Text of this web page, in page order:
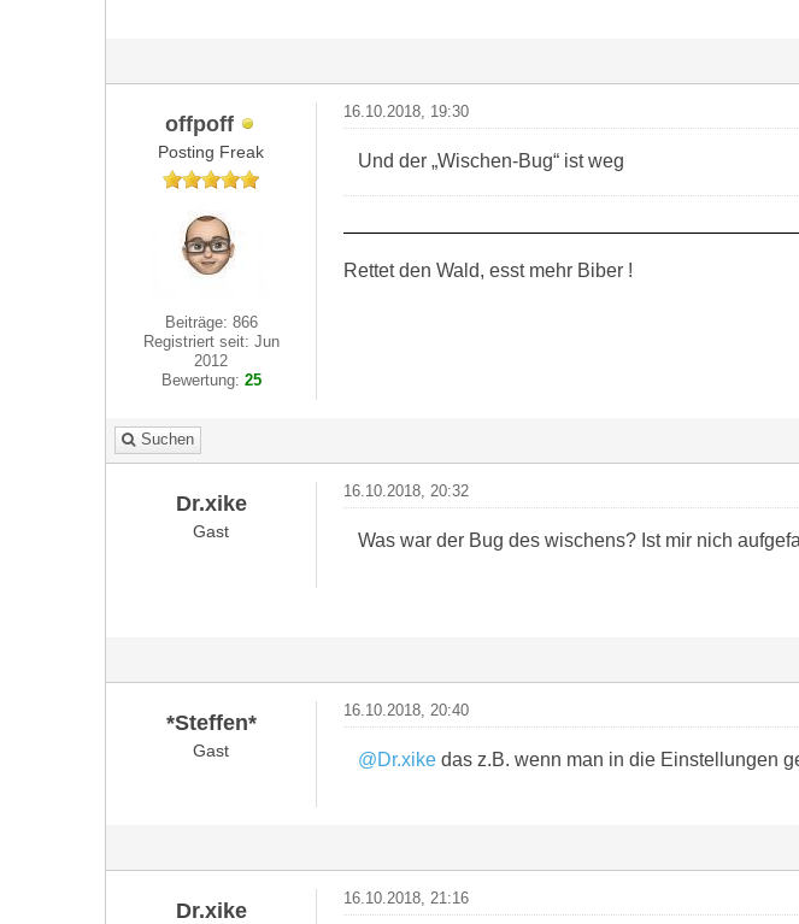
offpoff
Posting Freak
Beiträge: 866
Registriert seit: Jun
2012
Bewertung: 25
16.10.2018, 19:30
Und der „Wischen-Bug“ ist weg
Rettet den Wald, esst mehr Biber !
Suchen
Dr.xike
Gast
16.10.2018, 20:32
Was war der Bug des wischens? Ist mir nich
*Steffen*
Gast
16.10.2018, 20:40
@Dr.xikedas z.B. wenn man in die Einstellungen
Dr.xike 16.10.2018, 21:16